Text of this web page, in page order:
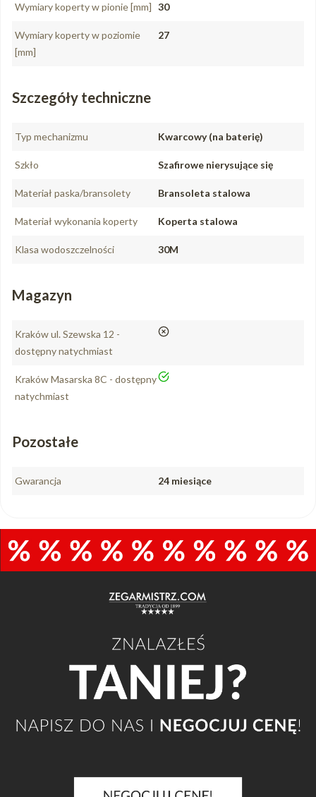
Wymiary koperty w pionie [mm] 30
Wymiary koperty w poziomie
[mm]
27
Szczegóły techniczne
Typ mechanizmu Kwarcowy (na baterię)
Szkło Szafirowe nierysujące się
Materiał paska/bransolety Bransoleta stalowa
Materiał wykonania koperty Koperta stalowa
Klasa wodoszczelności 30M
Magazyn
Kraków ul. Szewska 12 -
dostępny natychmiast
nie
Kraków Masarska 8C - dostępny
natychmiast
tak
Pozostałe
Gwarancja 24 miesiące